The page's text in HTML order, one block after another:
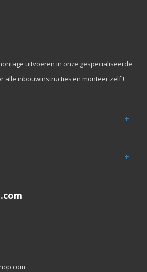
uitvoeren in onze gespecialiseerde
alle inbouwinstructies en monteer zelf !